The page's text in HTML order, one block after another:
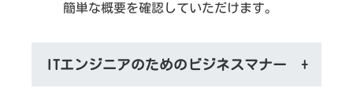
簡単な概要を確認していただけます。
ITエンジニアのためのビジネスマナー +